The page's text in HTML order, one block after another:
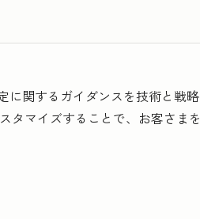
に関するガイダンスを技術と戦略
タマイズすることで、お客さまを